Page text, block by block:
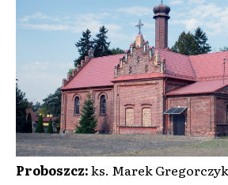
Proboszcz:ks. Marek Gregorczyk